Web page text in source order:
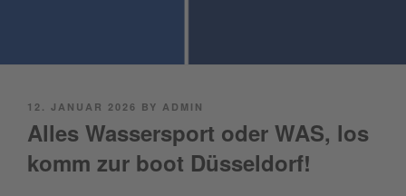
POSTED
ON
12. JANUAR 2026 BY ADMIN
Alles Wassersport oder WAS, los
komm zur boot Düsseldorf!